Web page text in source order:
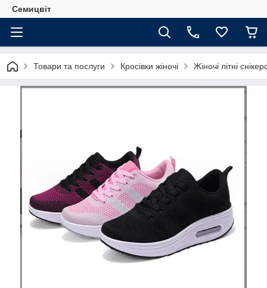
Семицвіт
Товари та послуги Кросівки жіночі Жіночі літні